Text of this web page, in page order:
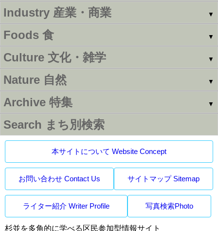
Industry 産業・商業 ▼
Foods 食 ▼
Culture 文化・雑学 ▼
Nature 自然 ▼
Archive 特集 ▼
Search まち別検索
本サイトについて Website Concept
お問い合わせ Contact Us サイトマップ Sitemap
ライター紹介 Writer Profile 写真検索Photo
杉並を多角的に学べる区民参加型情報サイト